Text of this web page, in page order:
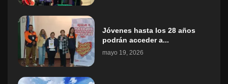
Jóvenes hasta los 28 años
podrán acceder a...
mayo 19, 2026